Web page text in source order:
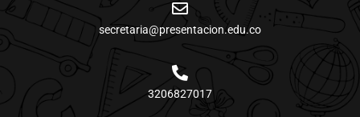
secretaria@presentacion.edu.co
3206827017